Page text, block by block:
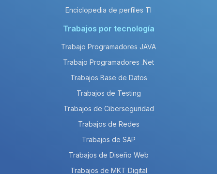
Enciclopedia de perfiles TI
Trabajos por tecnología
Trabajo Programadores JAVA
Trabajo Programadores .Net
Trabajos Base de Datos
Trabajos de Testing
Trabajos de Ciberseguridad
Trabajos de Redes
Trabajos de SAP
Trabajos de Diseño Web
Trabajos de MKT Digital